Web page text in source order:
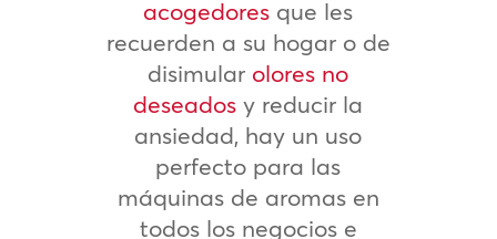
acogedores que les
recuerden a su hogar o de
disimular olores no
deseados y reducir la
ansiedad, hay un uso
perfecto para las
máquinas de aromas en
todos los negocios e